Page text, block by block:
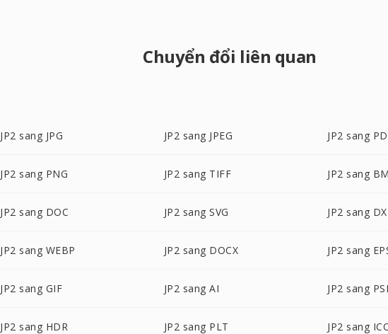
Chuyển đổi liên quan
JP2 sang JPG JP2 sang JPEG JP2 sang
JP2 sang PNG JP2 sang TIFF JP2 sang
JP2 sang DOC JP2 sang SVG JP2 sang
JP2 sang WEBP JP2 sang DOCX JP2 sang
JP2 sang GIF JP2 sang AI JP2 sang
JP2 sang HDR JP2 sang PLT JP2 sang